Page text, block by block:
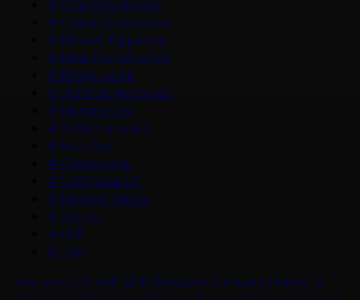
# Сергей Бурунов
# Сарик Андреасян
# Михаил Ефремов
# Иван Охлобыстин
# Влад Ценев
#Любовь Аксенова
# Милана Бру
#Зубастая няня
# Колобок
# Смешарики
# Чебурашка 3
# Матвей Лыков
#Холод
# НМГ
# док
Контакты Об НМГ ДОКПредложите идею Новости